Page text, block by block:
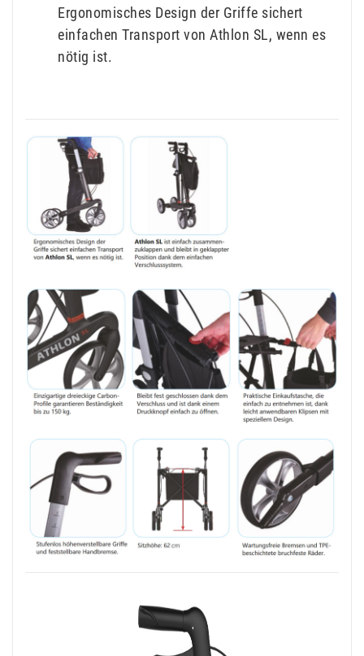
Ergonomisches Design der Griffe sichert
einfachen Transport von Athlon SL, wenn es
nötig ist.